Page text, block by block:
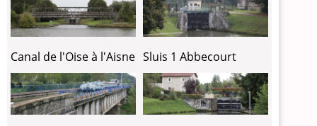
Canal de l'Oise à l'Aisne Sluis 1 Abbecourt